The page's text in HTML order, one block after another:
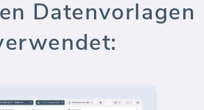
Datenvorlagen